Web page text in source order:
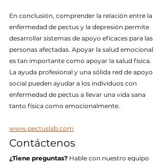
En conclusión, comprender la relación entre la
enfermedad de pectus y la depresión permite
desarrollar sistemas de apoyo eficaces para las
personas afectadas. Apoyar la salud emocional
es tan importante como apoyar la salud física.
La ayuda profesional y una sólida red de apoyo
social pueden ayudar a los individuos con
enfermedad de pectus a llevar una vida sana
tanto física como emocionalmente.
www.pectuslab.com
Contáctenos
¿Tiene preguntas? Hable con nuestro equipo